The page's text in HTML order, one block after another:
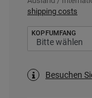
shipping costs
KOPFUMFANG
Besuchen